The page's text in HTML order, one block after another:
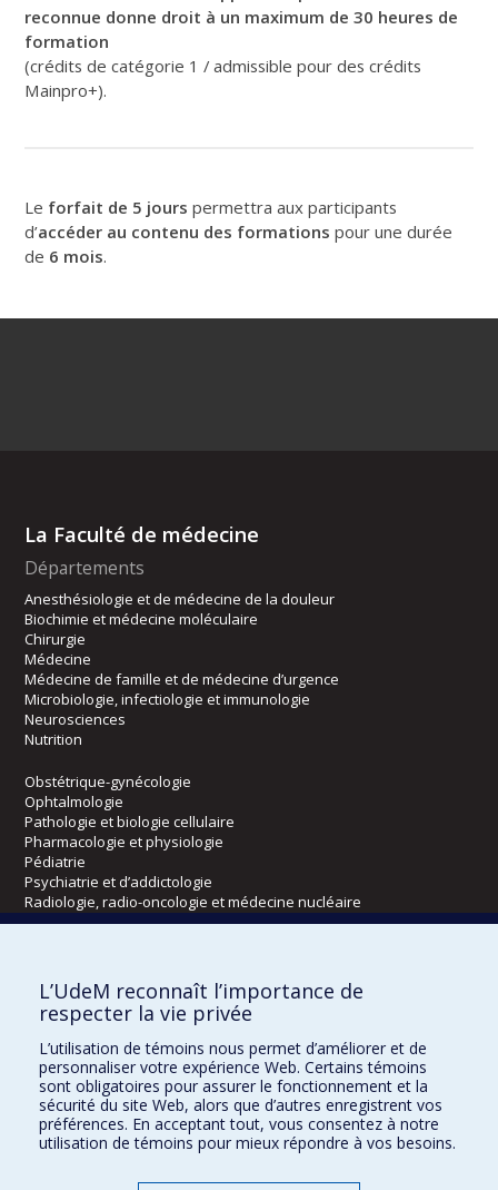
reconnue donne droit à un maximum de 30 heures de
formation
(crédits de catégorie 1 / admissible pour des crédits
Mainpro+).
Le forfait de 5 jourspermettra aux participants
d’accéder au contenu des formations pour une durée
de 6 mois.
La Faculté de médecine
Départements
Anesthésiologie et de médecine de la douleur
Biochimie et médecine moléculaire
Chirurgie
Médecine
Médecine de famille et de médecine d’urgence
Microbiologie, infectiologie et immunologie
Neurosciences
Nutrition
Obstétrique-gynécologie
Ophtalmologie
Pathologie et biologie cellulaire
Pharmacologie et physiologie
Pédiatrie
Psychiatrie et d’addictologie
Radiologie, radio-oncologie et médecine nucléaire
Kinésiologie et des sciences de l’activité physique
Orthophonie et audiologie
Réadaptation
Directions
DPC
CPASS
L’UdeM reconnaît l’importance de
respecter la vie privée
L’utilisation de témoins nous permet d’améliorer et de
personnaliser votre expérience Web. Certains témoins
sont obligatoires pour assurer le fonctionnement et la
sécurité du site Web, alors que d’autres enregistrent vos
préférences. En acceptant tout, vous consentez à notre
utilisation de témoins pour mieux répondre à vos besoins.